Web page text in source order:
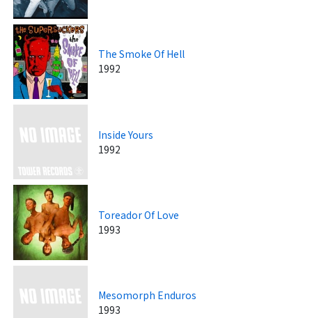
The Smoke Of Hell
1992
Inside Yours
1992
Toreador Of Love
1993
Mesomorph Enduros
1993